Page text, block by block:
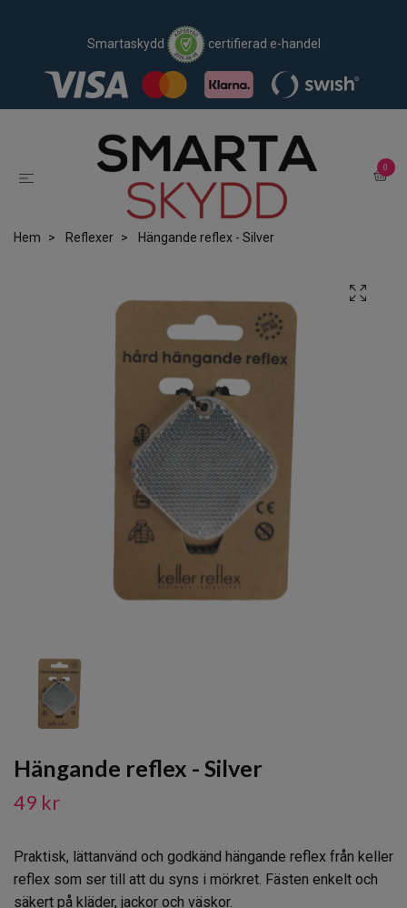
Smartaskydd certifierad e-handel
0
Hem Reflexer Hängande reflex - Silver
Hängande reflex - Silver
49 kr
Praktisk, lättanvänd och godkänd hängande reflex från keller
reflex som ser till att du syns i mörkret. Fästen enkelt och
säkert på kläder, jackor och väskor.